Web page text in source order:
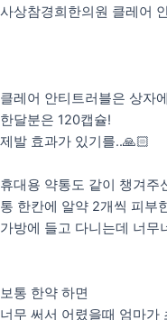
사상참경희한의원 클레어
클레어 안티트러블은 상자
한달분은 120캡슐!
제발 효과가 있기를..🙏🏻
휴대용 약통도 같이 챙겨주
통 한칸에 알약 2개씩 피부
가방에 들고 다니는데 너무
보통 한약 하면
너무 써서 어렸을때 엄마가